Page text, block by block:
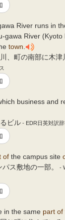
River runs in
gawa River
town
、町の南部に木津
business and
ビル - EDR日英対訳
of the campus site
ス敷地の一部。
-
in the same part of